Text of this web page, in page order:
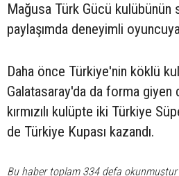
Mağusa Türk Gücü kulübünün
paylaşımda deneyimli
Daha önce Türkiye'nin köklü
Galatasaray'da da forma giyen
kırmızılı kulüpte iki Türkiye
de Türkiye Kupası kazandı.
Bu haber toplam 334 defa okunmuştur